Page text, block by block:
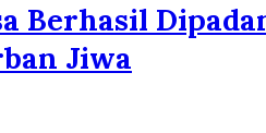
Berhasil
Jiwa